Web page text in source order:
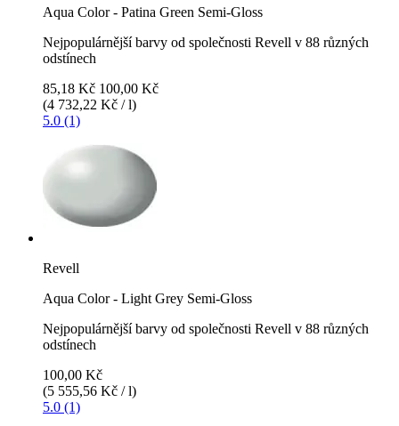
Aqua Color - Patina Green Semi-Gloss
Nejpopulárnější barvy od společnosti Revell v 88 různých
odstínech
85,18 Kč 100,00 Kč
(4 732,22 Kč / l)
5.0 (1)
Revell
Aqua Color - Light Grey Semi-Gloss
Nejpopulárnější barvy od společnosti Revell v 88 různých
odstínech
100,00 Kč
(5 555,56 Kč / l)
5.0 (1)